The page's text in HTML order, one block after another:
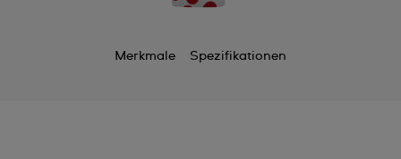
Merkmale Spezifikationen